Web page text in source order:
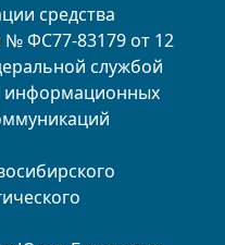
средства
ФС77-83179 от 12
службой
информационных